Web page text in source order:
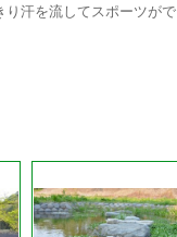
り汗を流してスポーツがで